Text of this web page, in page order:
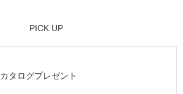
PICK UP
カタログプレゼント